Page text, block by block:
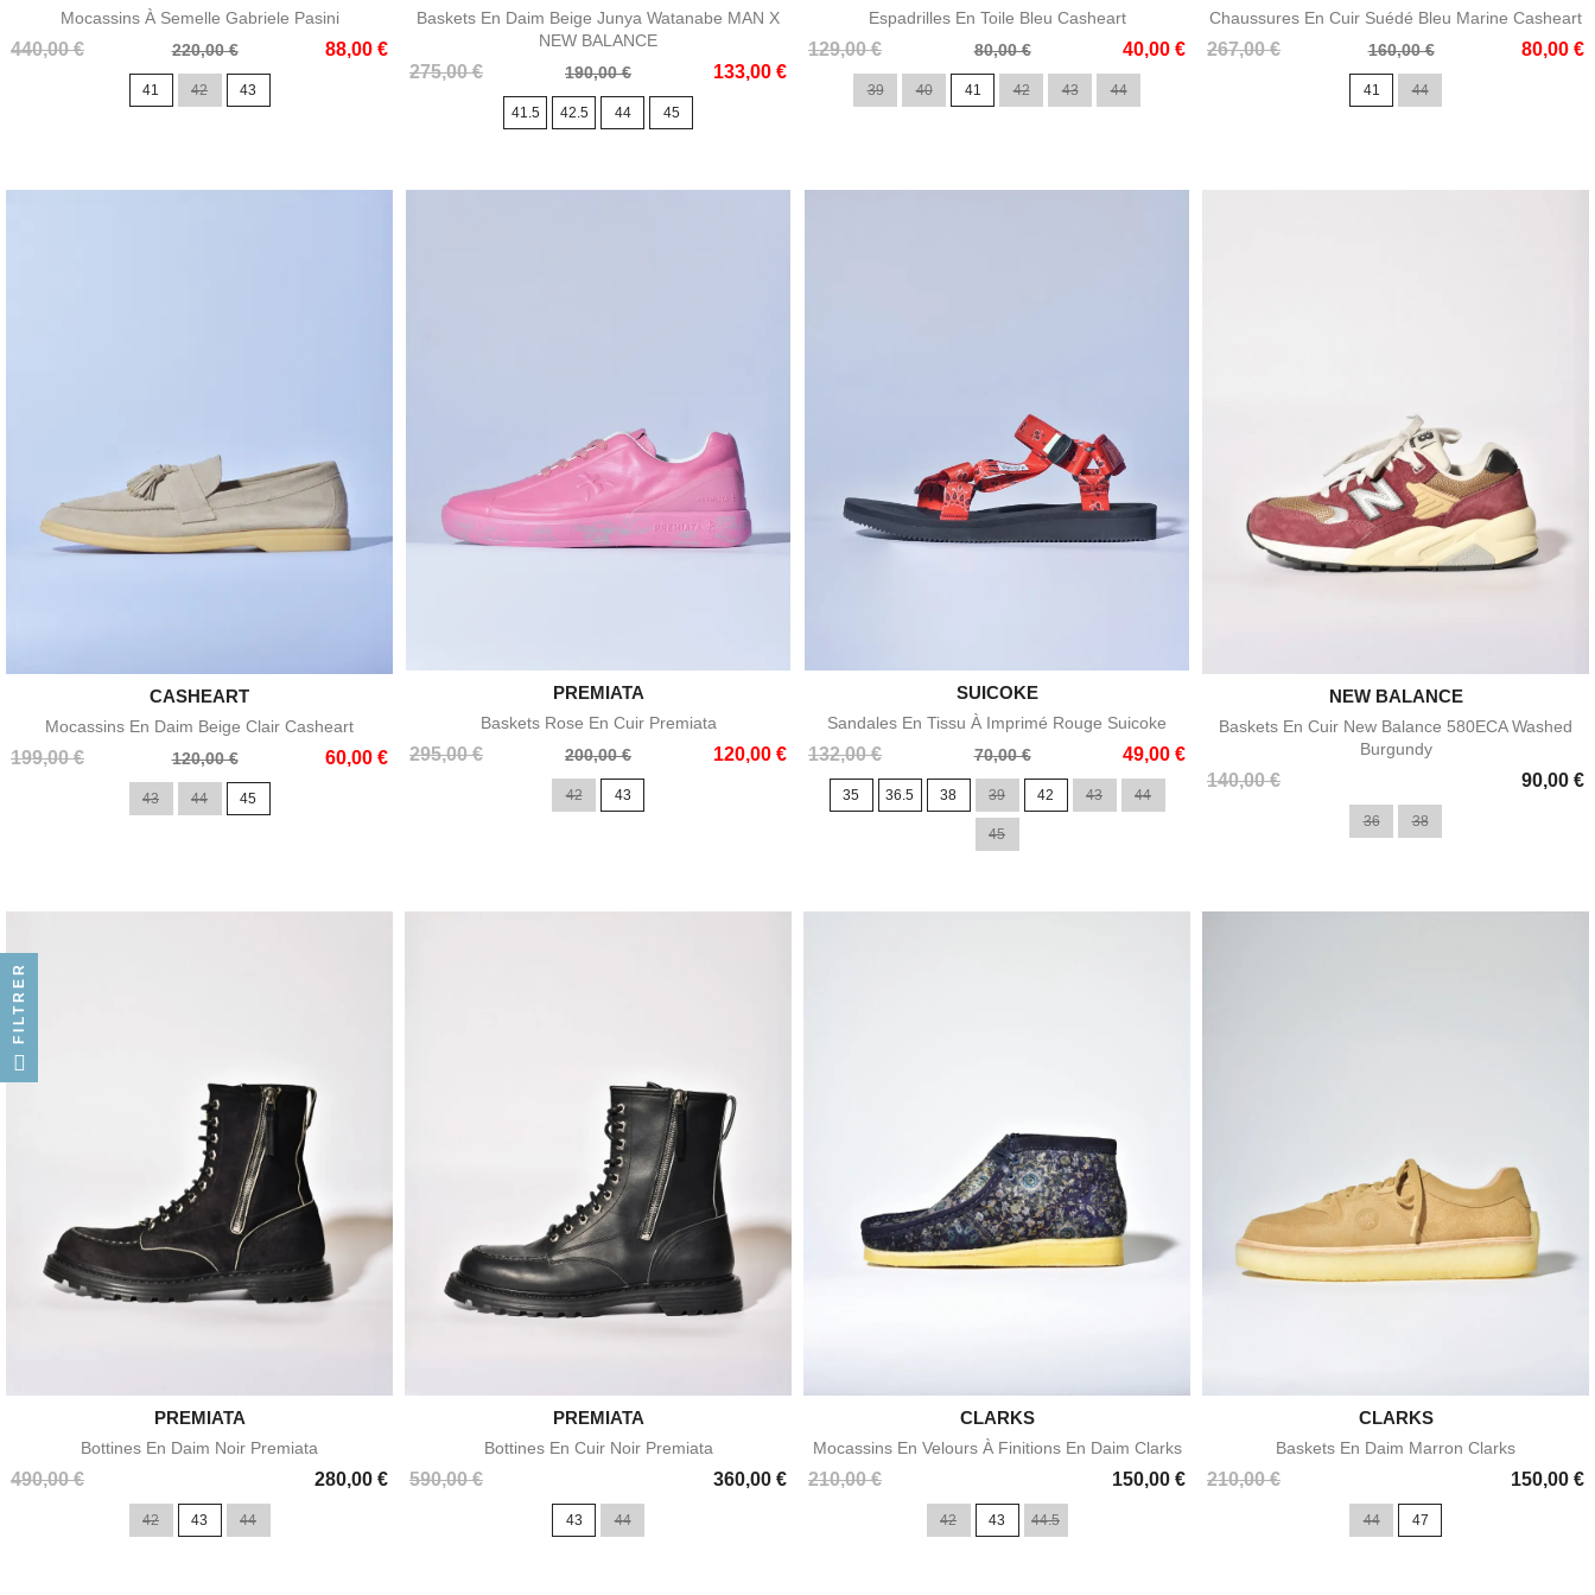
Mocassins À Semelle Gabriele Pasini
440,00 €
Prix
220,00 € 88,00 €
Prix
41 42 43
Baskets En Daim Beige Junya Watanabe MAN X
NEW BALANCE
275,00 €
Prix
190,00 € 133,00 €
Prix
41.5 42.5 44 45
Espadrilles En Toile Bleu Casheart
129,00 €
Prix
80,00 € 40,00 €
Prix
39 40 41 42 43 44
Chaussures En Cuir Suédé Bleu Marine Casheart
267,00 €
Prix
160,00 € 80,00 €
Prix
41 44
Aperçu rapide
CASHEART
Mocassins En Daim Beige Clair Casheart
199,00 €
Prix
120,00 € 60,00 €
Prix
43 44 45
Aperçu rapide
PREMIATA
Baskets Rose En Cuir Premiata
295,00 €
Prix
200,00 € 120,00 €
Prix
42 43
Aperçu rapide
SUICOKE
Sandales En Tissu À Imprimé Rouge Suicoke
132,00 €
Prix
base
70,00 € 49,00 €
Prix
35 36.5 38 39 42 43 44
45
Aperçu rapide
NEW BALANCE
Baskets En Cuir New Balance 580ECA Washed
Burgundy
140,00 € 90,00 €
Prix
36 38
Aperçu rapide
PREMIATA
Bottines En Daim Noir Premiata
490,00 € 280,00 €
Prix
42 43 44
Aperçu rapide
PREMIATA
Bottines En Cuir Noir Premiata
590,00 € 360,00 €
Prix
43 44
Aperçu rapide
CLARKS
Mocassins En Velours À Finitions En Daim Clarks
210,00 € 150,00 €
Prix
42 43 44.5
Aperçu rapide
CLARKS
Baskets En Daim Marron Clarks
210,00 € 150,00 €
Prix
44 47
FILTRER